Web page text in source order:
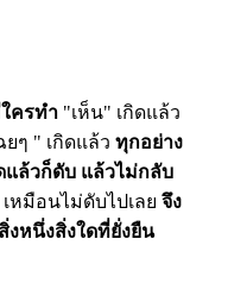
ครทำ "เห็น" เกิดแล้ว
ๆ " เกิดแล้ว ทุกอย่าง
แล้วก็ดับ แล้วไม่กลับ
มือนไม่ดับไปเลย จึง
งหนึ่งสิ่งใดที่ยั่งยืน